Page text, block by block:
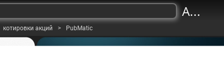
котировки акций > PubMatic
A...